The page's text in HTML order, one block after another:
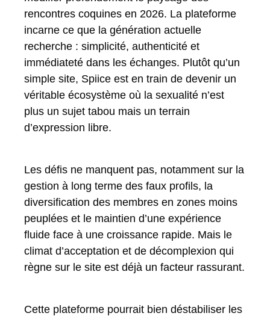
rencontres coquines en 2026. La plateforme
incarne ce que la génération actuelle
recherche : simplicité, authenticité et
immédiateté dans les échanges. Plutôt qu’un
simple site, Spiice est en train de devenir un
véritable écosystème où la sexualité n’est
plus un sujet tabou mais un terrain
d’expression libre.
Les défis ne manquent pas, notamment sur la
gestion à long terme des faux profils, la
diversification des membres en zones moins
peuplées et le maintien d’une expérience
fluide face à une croissance rapide. Mais le
climat d’acceptation et de décomplexion qui
règne sur le site est déjà un facteur rassurant.
Cette plateforme pourrait bien déstabiliser les